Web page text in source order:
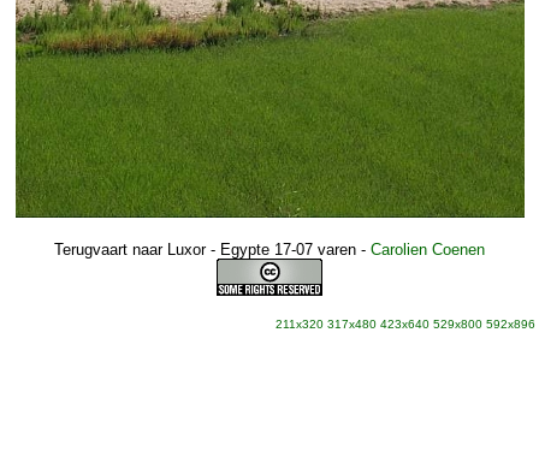
Terugvaart naar Luxor - Egypte 17-07 varen - Carolien Coenen
211x320 317x480 423x640 529x800 592x896